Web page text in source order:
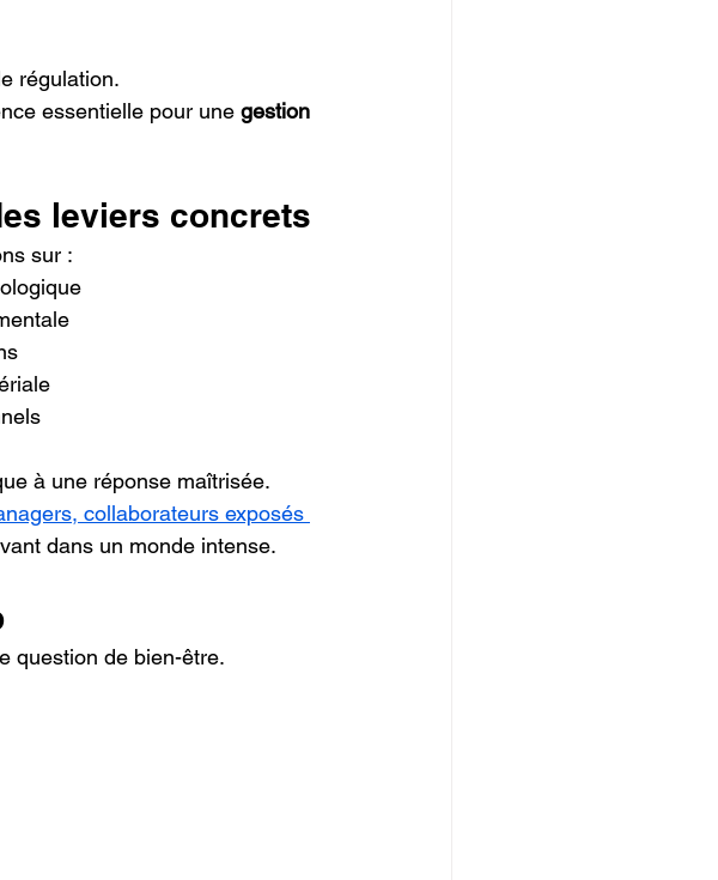
régulation.
essentielle pour une gestion
leviers concrets
sur :
à une réponse maîtrisée.
collaborateurs exposés
dans un monde intense.
question de bien-être.